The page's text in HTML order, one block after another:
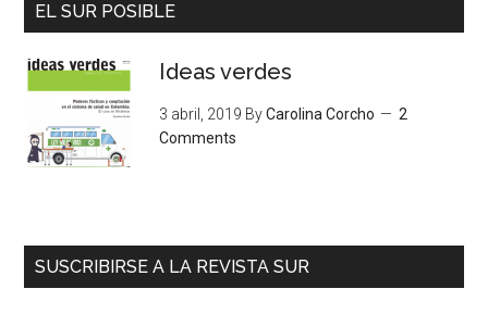
EL SUR POSIBLE
Ideas verdes
3 abril, 2019 ByCarolina Corcho
2
Comments
SUSCRIBIRSE A LA REVISTA SUR